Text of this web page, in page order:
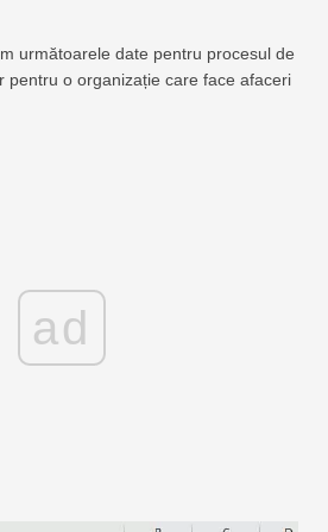
următoarele date pentru procesul de
pentru o organizație care face afaceri
ad